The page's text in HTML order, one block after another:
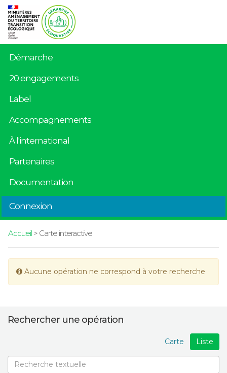
Démarche
20 engagements
Label
Accompagnements
À l'international
Partenaires
Documentation
Connexion
Accueil> Carte interactive
Aucune opération ne correspond à votre recherche
Rechercher une opération
Liste
Carte